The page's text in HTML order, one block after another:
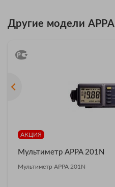
Другие модели APPA
АКЦИЯ
Мультиметр APPA 201N
Мультиметр APPA 201N